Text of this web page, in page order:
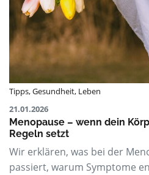
Tipps,Gesundheit, Leben
21.01.2026
Menopause – wenn dein
Regeln setzt
Wir erklären, was bei der
passiert, warum Symptome